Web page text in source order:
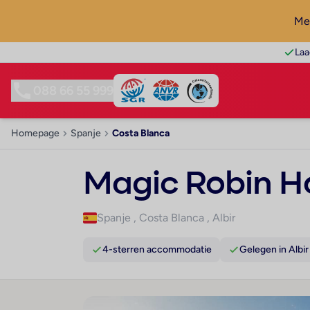
Homepage Spanje Costa Blanca
Magic Robin
Spanje , Costa Blanca , Albir
4-sterren accommodatie Gelegen in Albir